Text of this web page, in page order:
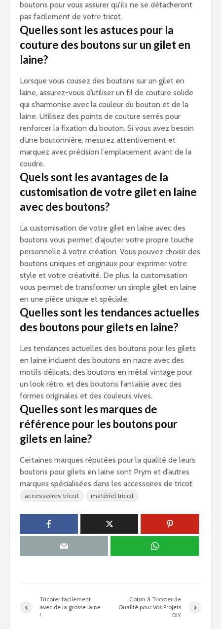
boutons pour vous assurer qu’ils ne se détacheront
pas facilement de votre tricot.
Quelles sont les astuces pour la
couture des boutons sur un gilet en
laine?
Lorsque vous cousez des boutons sur un gilet en
laine, assurez-vous d’utiliser un fil de couture solide
qui s’harmonise avec la couleur du bouton et de la
laine. Utilisez des points de couture serrés pour
renforcer la fixation du bouton. Si vous avez besoin
d’une boutonnière, mesurez attentivement et
marquez avec précision l’emplacement avant de la
coudre.
Quels sont les avantages de la
customisation de votre gilet en laine
avec des boutons?
La customisation de votre gilet en laine avec des
boutons vous permet d’ajouter votre propre touche
personnelle à votre création. Vous pouvez choisir des
boutons uniques et originaux pour exprimer votre
style et votre créativité. De plus, la customisation
vous permet de transformer un simple gilet en laine
en une pièce unique et spéciale.
Quelles sont les tendances actuelles
des boutons pour gilets en laine?
Les tendances actuelles des boutons pour les gilets
en laine incluent des boutons en nacre avec des
motifs délicats, des boutons en métal vintage pour
un look rétro, et des boutons fantaisie avec des
formes originales et des couleurs vives.
Quelles sont les marques de
référence pour les boutons pour
gilets en laine?
Certaines marques réputées pour la qualité de leurs
boutons pour gilets en laine sont Prym et d’autres
marques spécialisées dans les accessoires de tricot.
accessoires tricot matériel tricot
Tricoter facilement
avec de la grosse laine
!
Coton à Tricoter de
Qualité pour Vos Projets
DIY